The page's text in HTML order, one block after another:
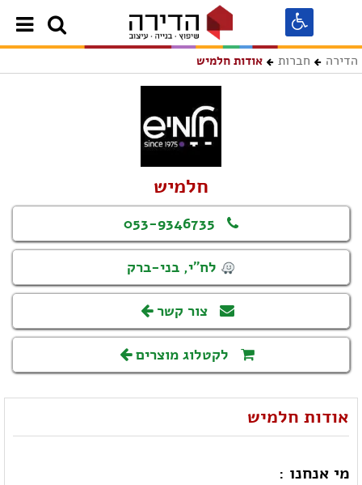
הדירה חברות אודות חלמיש
חלמיש
053-9346735
לח"י, בני-ברק
צור קשר
לקטלוג מוצרים
אודות חלמיש
מי אנחנו :